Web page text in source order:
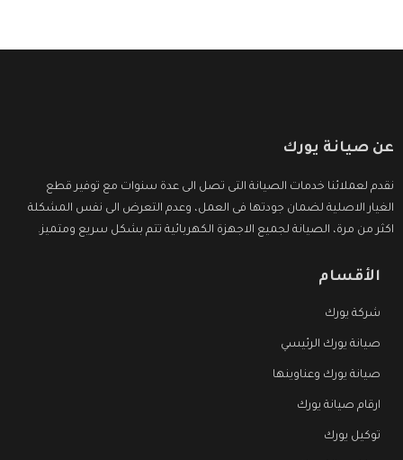
عن صيانة يورك
نقدم لعملائنا خدمات الصيانة التى تصل الى عدة سنوات مع توفير قطع
الغيار الاصلية لضمان جودتها فى العمل، وعدم التعرض الى نفس المشكلة
اكثر من مرة، الصيانة لجميع الاجهزة الكهربائية تتم بشكل سريع ومتميز.
الأقسام
شركة يورك
صيانة يورك الرئيسي
صيانة يورك وعناوينها
ارقام صيانة يورك
توكيل يورك